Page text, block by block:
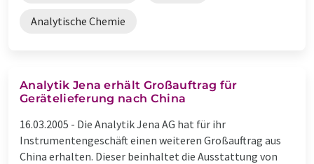
Analytische Chemie
Analytik Jena erhält Großauftrag für
Gerätelieferung nach China
16.03.2005 - Die Analytik Jena AG hat für ihr
Instrumentengeschäft einen weiteren Großauftrag aus
China erhalten. Dieser beinhaltet die Ausstattung von